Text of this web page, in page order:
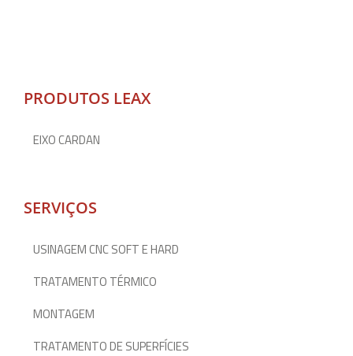
PRODUTOS LEAX
EIXO CARDAN
SERVIÇOS
USINAGEM CNC SOFT E HARD
TRATAMENTO TÉRMICO
MONTAGEM
TRATAMENTO DE SUPERFÍCIES